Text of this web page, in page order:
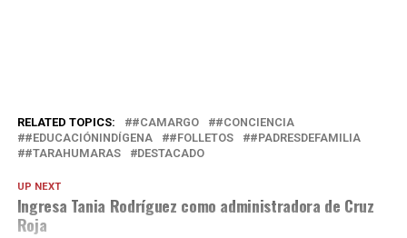
RELATED TOPICS: #CAMARGO
#CONCIENCIA
#EDUCACIÓNINDÍGENA
#FOLLETOS
#PADRESDEFAMILIA
#TARAHUMARAS
DESTACADO
UP NEXT
Ingresa Tania Rodríguez como administradora de Cruz
Roja